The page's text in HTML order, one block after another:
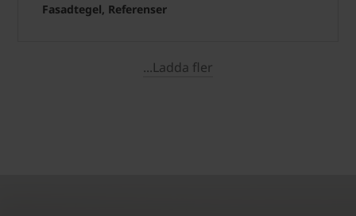
Fasadtegel, Referenser
...Ladda fler